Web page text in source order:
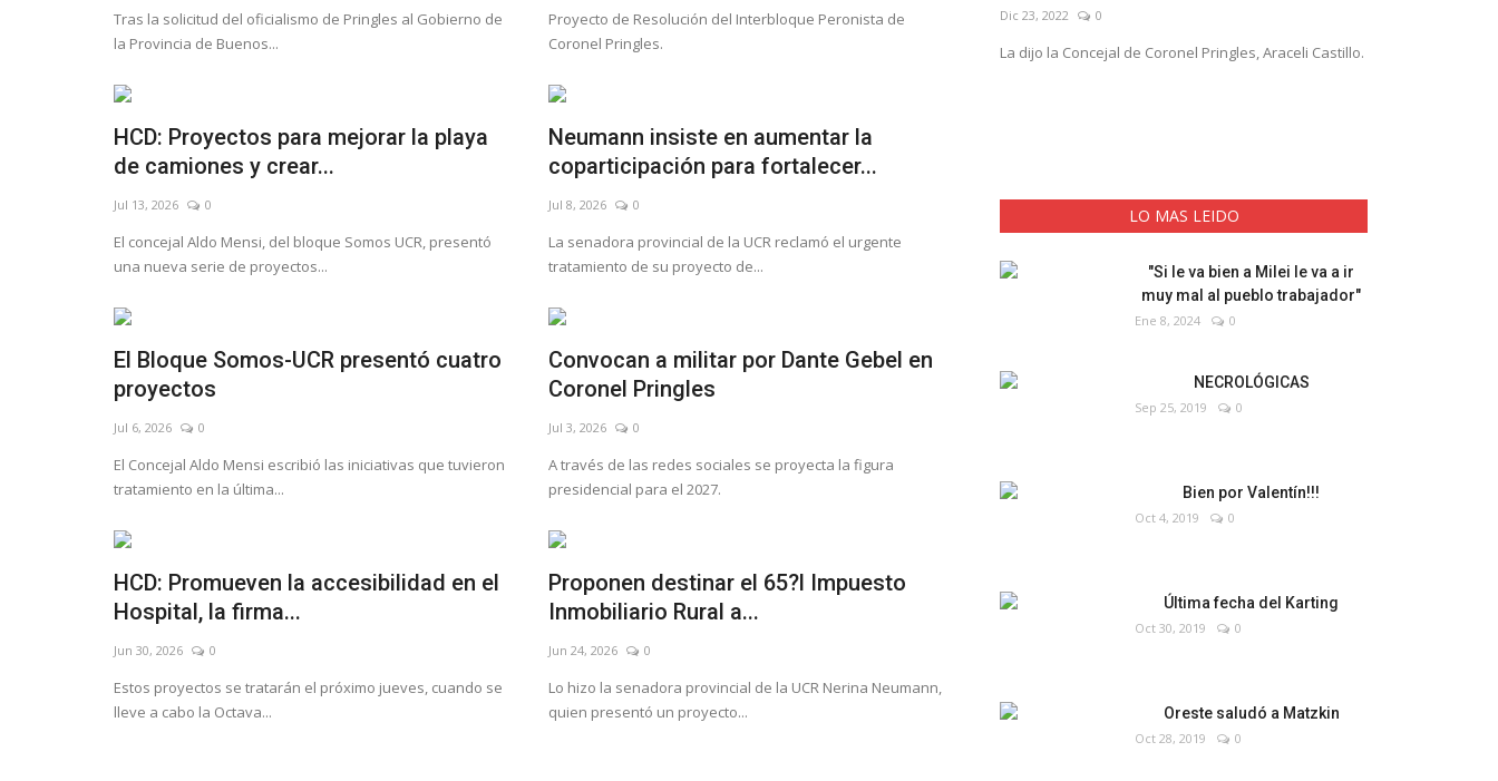
Tras la solicitud del oficialismo de Pringles al Gobierno de
la Provincia de Buenos...
Proyecto de Resolución del Interbloque Peronista de
Coronel Pringles.
HCD: Proyectos para mejorar la playa
de camiones y crear...
Jul 13, 2026 0
El concejal Aldo Mensi, del bloque Somos UCR, presentó
una nueva serie de proyectos...
Neumann insiste en aumentar la
coparticipación para fortalecer...
Jul 8, 2026 0
La senadora provincial de la UCR reclamó el urgente
tratamiento de su proyecto de...
El Bloque Somos-UCR presentó cuatro
proyectos
Jul 6, 2026 0
El Concejal Aldo Mensi escribió las iniciativas que tuvieron
tratamiento en la última...
Convocan a militar por Dante Gebel en
Coronel Pringles
Jul 3, 2026 0
A través de las redes sociales se proyecta la figura
presidencial para el 2027.
HCD: Promueven la accesibilidad en el
Hospital, la firma...
Jun 30, 2026 0
Estos proyectos se tratarán el próximo jueves, cuando se
lleve a cabo la Octava...
Proponen destinar el 65?l Impuesto
Inmobiliario Rural a...
Jun 24, 2026 0
Lo hizo la senadora provincial de la UCR Nerina Neumann,
quien presentó un proyecto...
el objetivo de poner luz sobre este
adolescentes.
Sep 16, 2020 0
Representantes del Gremio Municipal de Coronel
Dic 23, 2022 0
La dijo la Concejal de Coronel Pringles, Araceli Castillo.
LO MAS LEIDO
"Si le va bien a Milei le va a ir
muy mal al pueblo trabajador"
Ene 8, 2024 0
NECROLÓGICAS
Sep 25, 2019 0
Bien por Valentín!!!
Oct 4, 2019 0
Última fecha del Karting
Oct 30, 2019 0
Oreste saludó a Matzkin
Oct 28, 2019 0